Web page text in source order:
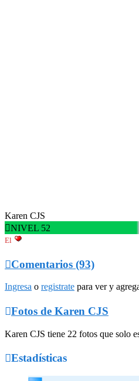
Karen CJS
NIVEL 52
El
Comentarios (93)
Ingresa o registrate para ver y
Fotos de Karen CJS
Karen CJS tiene 22 fotos que solo
Estadísticas